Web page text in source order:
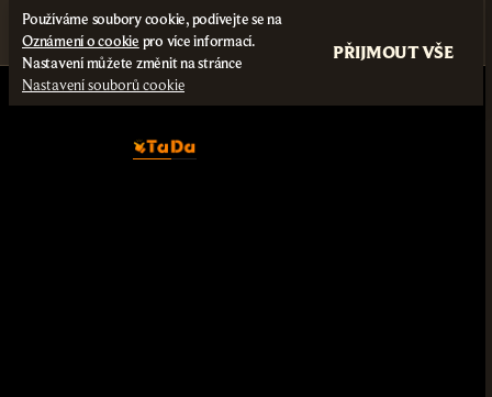
Používáme soubory cookie, podívejte se na
Oznámení o cookie pro více informací.
Nastavení můžete změnit na stránce
Nastavení souborů cookie
PŘIJMOUT VŠE